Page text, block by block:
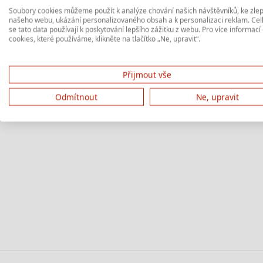
Soubory cookies můžeme použít k analýze chování našich návštěvníků, ke
našeho webu, ukázání personalizovaného obsah a k personalizaci reklam.
se tato data používají k poskytování lepšího zážitku z webu. Pro více informací
cookies, které používáme, klikněte na tlačítko „Ne, upravit“.
Přijmout vše
Odmítnout
Ne, upravit